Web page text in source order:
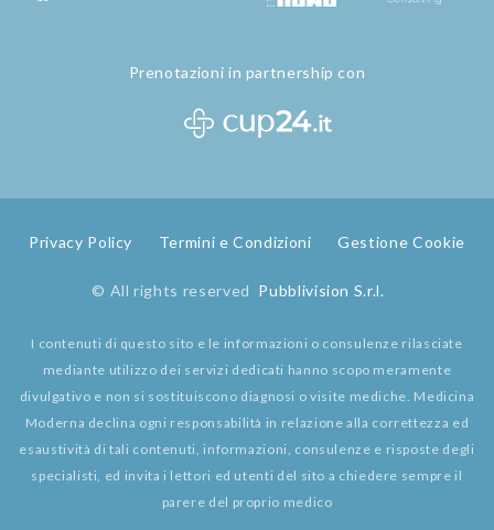
Prenotazioni in partnership con
Privacy Policy Termini e Condizioni Gestione Cookie
© All rights reserved Pubblivision S.r.l.
I contenuti di questo sito e le informazioni o consulenze rilasciate
mediante utilizzo dei servizi dedicati hanno scopo meramente
divulgativo e non si sostituiscono diagnosi o visite mediche. Medicina
Moderna declina ogni responsabilità in relazione alla correttezza ed
esaustività di tali contenuti, informazioni, consulenze e risposte degli
specialisti, ed invita i lettori ed utenti del sito a chiedere sempre il
parere del proprio medico